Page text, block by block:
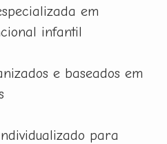
em
infantil
e baseados em
para